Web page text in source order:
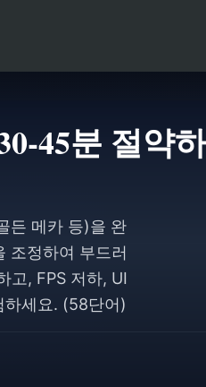
45분 절약하
든 메카 등)을 완
조정하여 부드러
고, FPS 저하, UI
하세요. (58단어)